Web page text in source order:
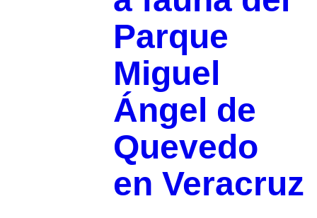
Parque
Miguel
Ángel de
Quevedo
en Veracruz